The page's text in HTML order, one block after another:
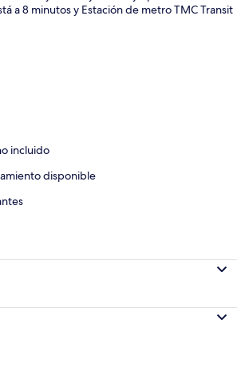
a 8 minutos y Estación de metro TMC Transit
incluido
disponible